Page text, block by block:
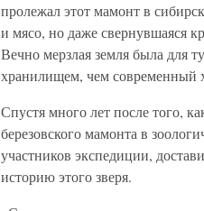
пролежал этот мамонт в
и мясо, но даже свернувшаяся
Вечно мерзлая земля была для
хранилищем, чем современный
Спустя много лет после того,
березовского мамонта в
участников экспедиции,
историю этого зверя.